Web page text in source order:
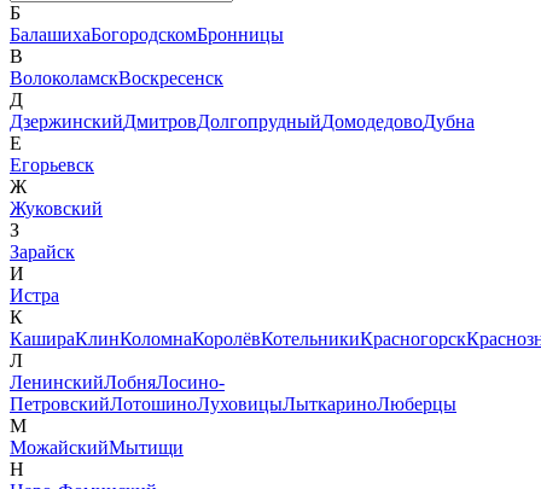
Б
БалашихаБогородскомБронницы
В
ВолоколамскВоскресенск
Д
ДзержинскийДмитровДолгопрудныйДомодедовоДубна
Е
Егорьевск
Ж
Жуковский
З
Зарайск
И
Истра
К
КашираКлинКоломнаКоролёвКотельникиКрасногорск
Л
ЛенинскийЛобняЛосино-
ПетровскийЛотошиноЛуховицыЛыткариноЛюберцы
М
МожайскийМытищи
Н